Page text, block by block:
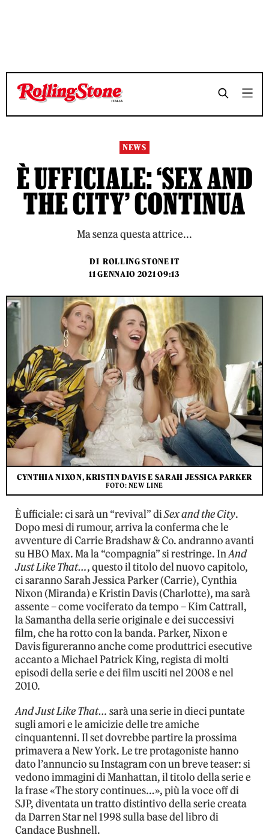
NEWS
È UFFICIALE: ‘SEX AND
THE CITY’ CONTINUA
Ma senza questa attrice...
DI ROLLING STONE IT
11 GENNAIO 2021 09:13
CYNTHIA NIXON, KRISTIN DAVIS E SARAH JESSICA PARKER
FOTO: NEW LINE
È ufficiale: ci sarà un “revival” diSex and the City.
Dopo mesi di rumour, arriva la conferma che le
avventure di Carrie Bradshaw & Co. andranno avanti
su HBO Max. Ma la “compagnia” si restringe. InAnd
Just Like That…, questo il titolo del nuovo capitolo,
ci saranno Sarah Jessica Parker (Carrie), Cynthia
Nixon (Miranda) e Kristin Davis (Charlotte), ma sarà
assente – come vociferato da tempo – Kim Cattrall,
la Samantha della serie originale e dei successivi
film, che ha rotto con la banda. Parker, Nixon e
Davis figureranno anche come produttrici esecutive
accanto a Michael Patrick King, regista di molti
episodi della serie e dei film usciti nel 2008 e nel
2010.
And Just Like That… sarà una serie in dieci puntate
sugli amori e le amicizie delle tre amiche
cinquantenni. Il set dovrebbe partire la prossima
primavera a New York. Le tre protagoniste hanno
dato l’annuncio su Instagram con un breve teaser: si
vedono immagini di Manhattan, il titolo della serie e
la frase «The story continues…», più la voce off di
SJP, diventata un tratto distintivo della serie creata
da Darren Star nel 1998 sulla base del libro di
Candace Bushnell.